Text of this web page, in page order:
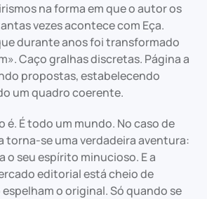
na forma em que o autor os
vezes acontece com Eça.
durante anos foi transformado
Caço gralhas discretas. Página a
propostas, estabelecendo
um quadro coerente.
é. É todo um mundo. No caso de
torna-se uma verdadeira aventura:
o seu espírito minucioso. E a
editorial está cheio de
o original. Só quando se